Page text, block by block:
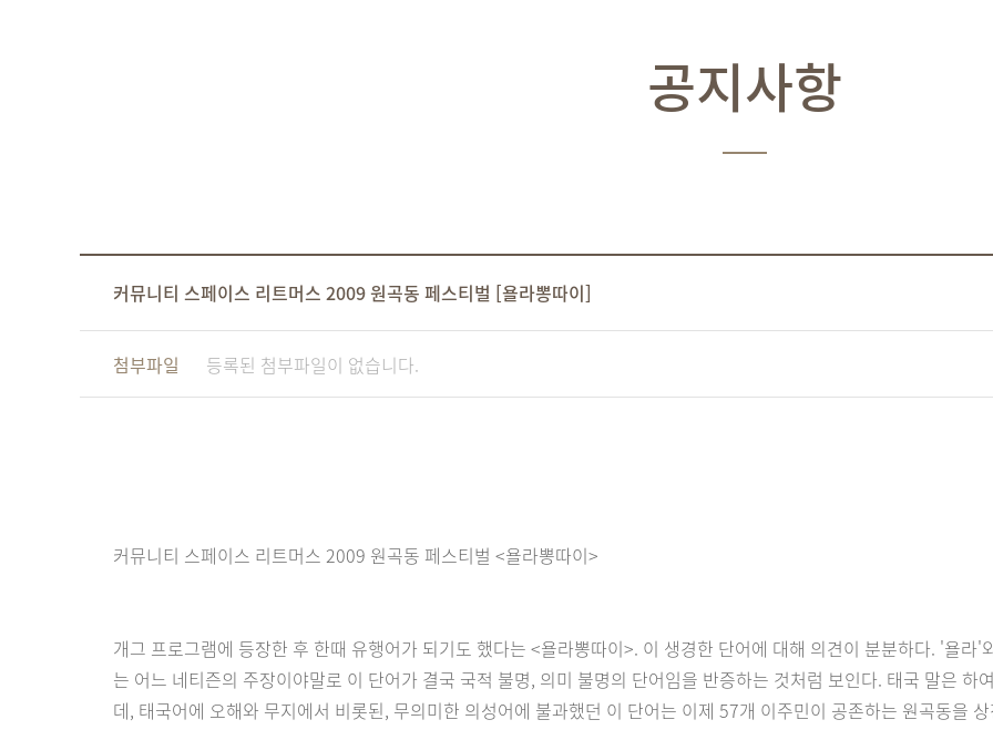
공지사항
커뮤니티 스페이스 리트머스 2009 원곡동 페스티벌 [욜라뽕따이]
첨부파일 등록된 첨부파일이 없습니다.
커뮤니티 스페이스 리트머스 2009 원곡동 페스티벌 <욜라뽕따이>
개그 프로그램에 등장한 후 한때 유행어가 되기도 했다는 <욜라뽕따이>. 이 생경한 단어에 대해 의견이 분분하다. '욜
는 어느 네티즌의 주장이야말로 이 단어가 결국 국적 불명, 의미 불명의 단어임을 반증하는 것처럼 보인다. 태국 말은
데, 태국어에 오해와 무지에서 비롯된, 무의미한 의성어에 불과했던 이 단어는 이제 57개 이주민이 공존하는 원곡동을